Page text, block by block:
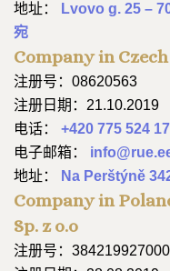
地址：
Lvovo g. 25 –
宛
Company in
注册号：08620563
注册日期：21.10.2019
电话： +420 775 524
电子邮箱：
地址：
Na Perštýně
Company in
Sp. z o.o
注册号：